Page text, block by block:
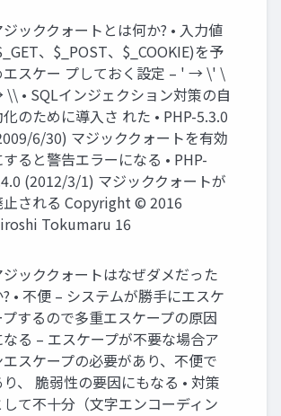
ジッククォートとは何か? • 入力値
、$_POST、$_COOKIE)を予
エスケー プしておく設定 – ' → \' \
• SQLインジェクション対策の自
のために導入さ れた • PHP-5.3.0
6/30) マジッククォートを有効
すると警告エラーになる • PHP-
(2012/3/1) マジッククォートが
止される Copyright © 2016
Tokumaru 16
ジッククォートはなぜダメだった
? • 不便 – システムが勝手にエスケ
プするので多重エスケープの原因
なる – エスケープが不要な場合ア
エスケープの必要があり、不便で
り、 脆弱性の要因にもなる • 対策
して不十分（文字エンコーディン